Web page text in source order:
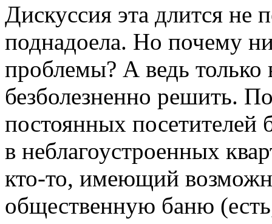
Дискуссия эта длится не
поднадоела. Но почему
проблемы? А ведь только
безболезненно решить.
постоянных
в неблагоустроенных
кто-то, имеющий
общественную баню